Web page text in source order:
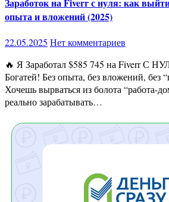
опыта и вложений (2025)
22.05.2025 Нет комментариев
🔥 Я Заработал $585 745 на Fiverr С НУЛЯ — Копируй и
Богатей! Без опыта, без вложений, без
Хочешь вырваться из болота “работа-
реально зарабатывать…